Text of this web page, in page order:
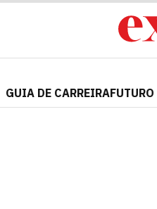
GUIA DE CARREIRA